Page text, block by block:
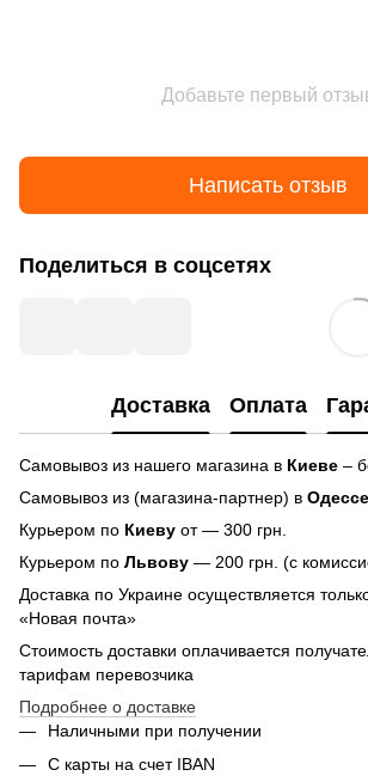
Добавьте первый
Написать отзыв
Поделиться в соцсетях
Доставка Оплата
Самовывоз из нашего магазина в Киеве –
Самовывоз из (магазина-партнер) в Одессе
Курьером по Киеву от — 300 грн.
Курьером по Львову — 200 грн. (с
Доставка по Украине осуществляется
«Новая почта»
Стоимость доставки оплачивается
тарифам перевозчика
Подробнее о доставке
Наличными при получении
С карты на счет IBAN